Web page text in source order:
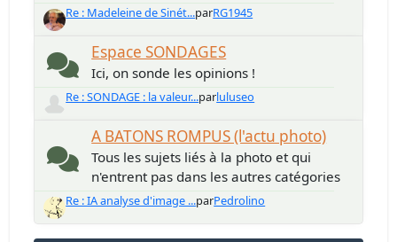
Re : Madeleine de Sinét...parRG1945
Espace SONDAGES
Ici, on sonde les opinions !
Re : SONDAGE : la valeur...parluluseo
A BATONS ROMPUS (l'actu photo)
Tous les sujets liés à la photo et qui
n'entrent pas dans les autres catégories
Re : IA analyse d'image ...parPedrolino